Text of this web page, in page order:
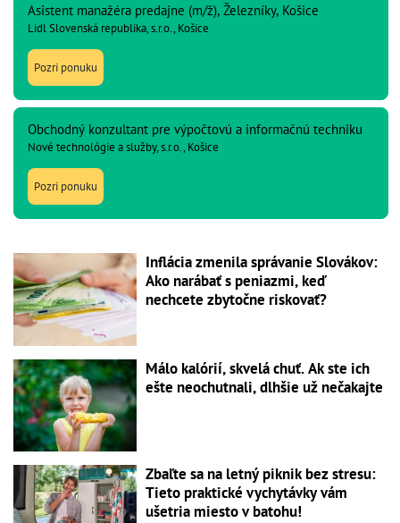
Asistent manažéra predajne (m/ž), Železníky, Košice
Lidl Slovenská republika, s.r.o., Košice
Pozri ponuku
Obchodný konzultant pre výpočtovú a informačnú techniku
Nové technológie a služby, s.r.o., Košice
Pozri ponuku
Inflácia zmenila správanie Slovákov:
Ako narábať s peniazmi, keď
nechcete zbytočne riskovať?
Málo kalórií, skvelá chuť. Ak ste ich
ešte neochutnali, dlhšie už nečakajte
Zbaľte sa na letný piknik bez stresu:
Tieto praktické vychytávky vám
ušetria miesto v batohu!